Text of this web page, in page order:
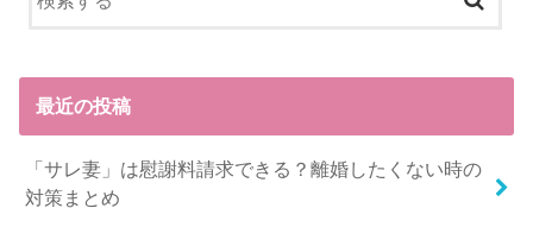
最近の投稿
「サレ妻」は慰謝料請求できる？離婚したくない時の
対策まとめ